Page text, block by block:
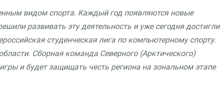
видом спорта. Каждый год появляются новые
развивать эту деятельность и уже сегодня достигли
студенческая лига по компьютерному спорту.
Сборная команда Северного (Арктического)
и будет защищать честь региона на зональном этапе